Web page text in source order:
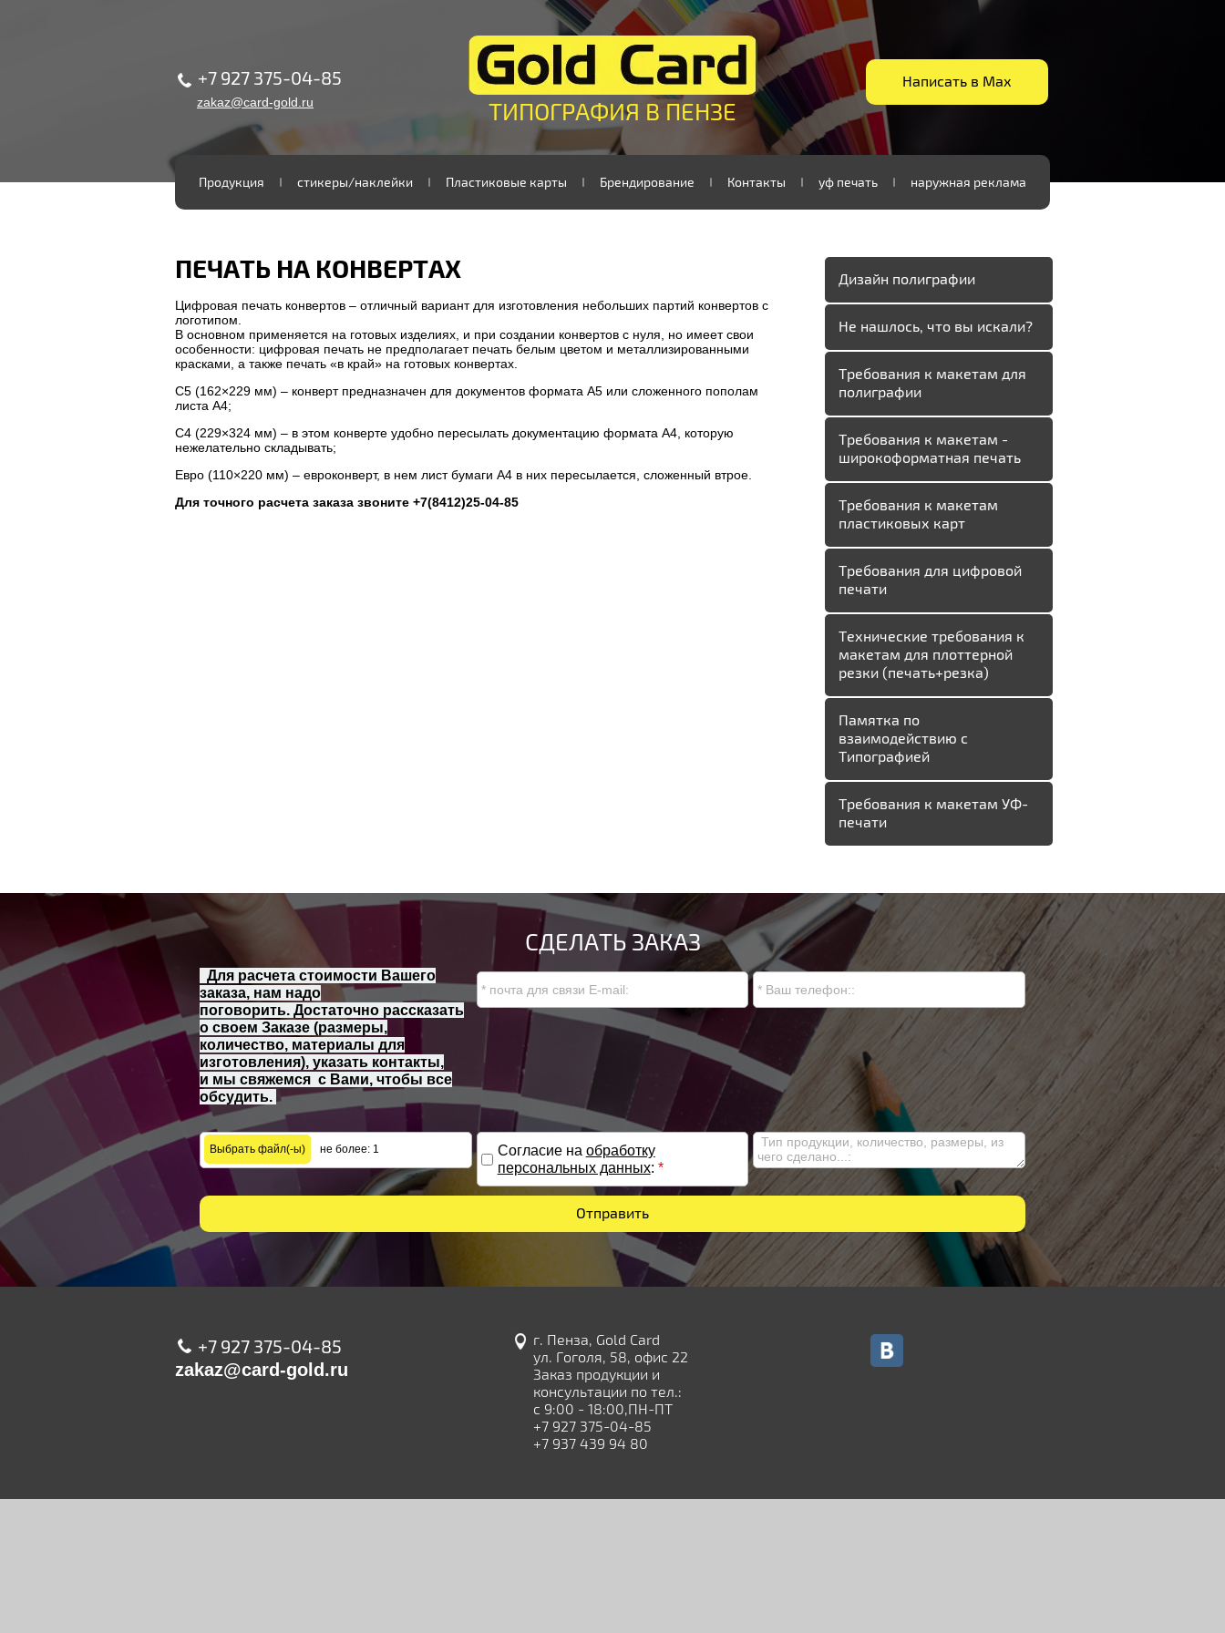
ТИПОГРАФИЯ В ПЕНЗЕ
+7 927 375-04-85
zakaz@card-gold.ru
Написать в Мах
Продукция стикеры/наклейки Пластиковые карты Брендирование Контакты уф печать наружная реклама
ПЕЧАТЬ НА КОНВЕРТАХ
Цифровая печать конвертов – отличный вариант для изготовления небольших партий конвертов с
логотипом.
В основном применяется на готовых изделиях, и при создании конвертов с нуля, но имеет свои
особенности: цифровая печать не предполагает печать белым цветом и металлизированными
красками, а также печать «в край» на готовых конвертах.
C5 (162×229 мм) – конверт предназначен для документов формата A5 или сложенного пополам
листа А4;
C4 (229×324 мм) – в этом конверте удобно пересылать документацию формата А4, которую
нежелательно складывать;
Евро (110×220 мм) – евроконверт, в нем лист бумаги А4 в них пересылается, сложенный втрое.
Для точного расчета заказа звоните +7(8412)25-04-85
Дизайн полиграфии
Не нашлось, что вы искали?
Требования к макетам для
полиграфии
Требования к макетам -
широкоформатная печать
Требования к макетам
пластиковых карт
Требования для цифровой
печати
Технические требования к
макетам для плоттерной
резки (печать+резка)
Памятка по
взаимодействию с
Типографией
Требования к макетам УФ-
печати
СДЕЛАТЬ ЗАКАЗ
Для расчета стоимости Вашего
заказа, нам надо
поговорить. Достаточно рассказать
о своем Заказе (размеры,
количество, материалы для
изготовления), указать контакты,
и мы свяжемся с Вами, чтобы все
обсудить.
не более: 1 Согласие на обработку
персональных данных: *
Отправить
+7 927 375-04-85
zakaz@card-gold.ru
г. Пенза, Gold Card
ул. Гоголя, 58, офис 22
Заказ продукции и
консультации по тел.:
с 9:00 - 18:00,ПН-ПТ
+7 927 375-04-85
+7 937 439 94 80